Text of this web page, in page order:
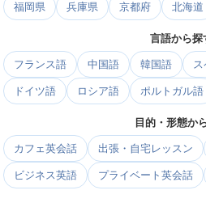
福岡県 兵庫県 京都府 北海道
言語から探
フランス語 中国語 韓国語
ドイツ語 ロシア語 ポルトガル語
目的・形態か
カフェ英会話 出張・自宅レッスン
ビジネス英語 プライベート英会話